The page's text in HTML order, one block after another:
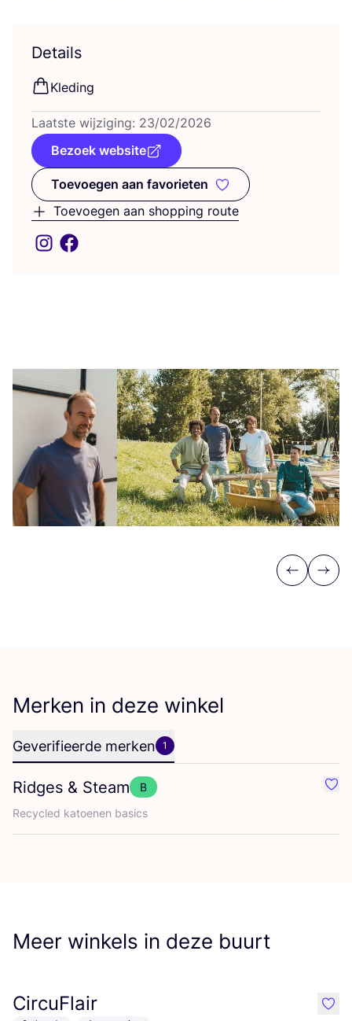
Details
Kle­ding
Laat­ste wij­zi­ging: 23/02/2026
Bezoek website
Toevoegen aan favorieten
Toevoegen aan favorieten
Toevoegen aan shopping route
Previous
Next
Merken in deze winkel
Geverifieerde merken 1
Ridges & Steam
B
Recy­cled katoe­nen basics
Meer winkels in deze buurt
CircuFlair like